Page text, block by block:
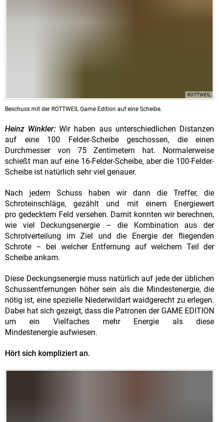
ROTTWEIL
Beschuss mit der ROTTWEIL Game Edition auf eine Scheibe.
Heinz Winkler: Wir haben aus unterschiedlichen Distanzen
auf eine 100 Felder-Scheibe geschossen, die einen
Durchmesser von 75 Zentimetern hat. Normalerweise
schießt man auf eine 16-Felder-Scheibe, aber die 100-Felder-
Scheibe ist natürlich sehr viel genauer.
Nach jedem Schuss haben wir dann die Treffer, die
Schroteinschläge, gezählt und mit einem Energiewert
pro gedecktem Feld versehen. Damit konnten wir berechnen,
wie viel Deckungsenergie – die Kombination aus der
Schrotverteilung im Ziel und die Energie der fliegenden
Schrote – bei welcher Entfernung auf welchem Teil der
Scheibe ankam.
Diese Deckungsenergie muss natürlich auf jede der üblichen
Schussentfernungen höher sein als die Mindestenergie, die
nötig ist, eine spezielle Niederwildart waidgerecht zu erlegen.
Dabei hat sich gezeigt, dass die Patronen der GAME EDITION
um ein Vielfaches mehr Energie als diese
Mindestenergie aufwiesen.
Hört sich kompliziert an.